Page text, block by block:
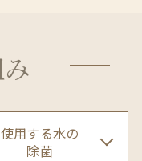
使用する水の
除菌